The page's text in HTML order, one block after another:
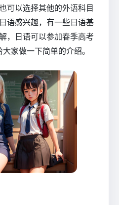
可以选择其他的外语科目
语感兴趣，有一些日语基
，日语可以参加春季高考
家做一下简单的介绍。